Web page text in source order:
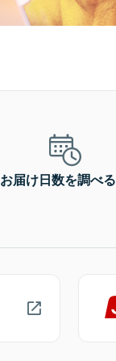
お届け日数を調べる